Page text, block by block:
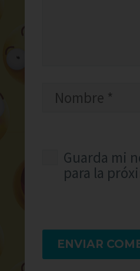
Guarda mi
para la
ENVIAR